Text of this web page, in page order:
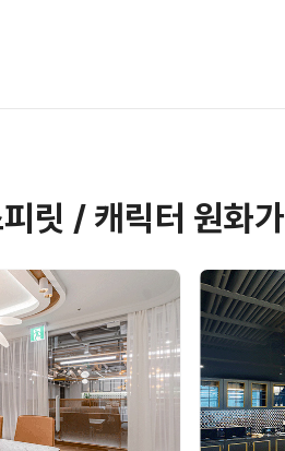
릿 / 캐릭터 원화가